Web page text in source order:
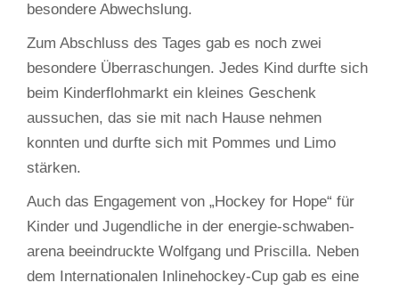
besondere Abwechslung.
Zum Abschluss des Tages gab es noch zwei
besondere Überraschungen. Jedes Kind durfte sich
beim Kinderflohmarkt ein kleines Geschenk
aussuchen, das sie mit nach Hause nehmen
konnten und durfte sich mit Pommes und Limo
stärken.
Auch das Engagement von „Hockey for Hope“ für
Kinder und Jugendliche in der energie-schwaben-
arena beeindruckte Wolfgang und Priscilla. Neben
dem Internationalen Inlinehockey-Cup gab es eine